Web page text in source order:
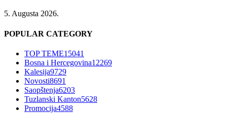
5. Augusta 2026.
POPULAR CATEGORY
TOP TEME15041
Bosna i Hercegovina12269
Kalesija9729
Novosti8691
Saopštenja6203
Tuzlanski Kanton5628
Promocija4588